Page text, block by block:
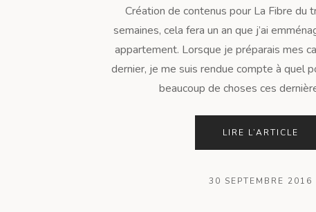
Création de contenus pour La Fibre du
semaines, cela fera un an que j’ai
appartement. Lorsque je préparais mes
dernier, je me suis rendue compte à quel
beaucoup de choses ces
LIRE L’ARTICLE
30 SEPTEMBRE 2016